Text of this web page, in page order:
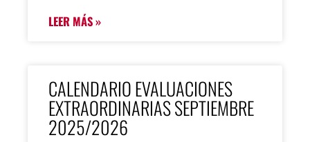
LEER MÁS »
CALENDARIO EVALUACIONES
EXTRAORDINARIAS SEPTIEMBRE
2025/2026